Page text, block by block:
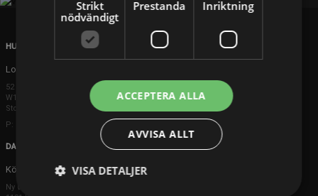
HUVUDKONTOR
London
52 Brook Street
W1K 5DS London
Storbritannien
P: +44 203 608 8181
DANMARK
Köpenhamn
Ny Østergade 20
Strikt
nödvändigt
Prestanda Inriktning
ACCEPTERA ALLA
AVVISA ALLT
VISA DETALJER